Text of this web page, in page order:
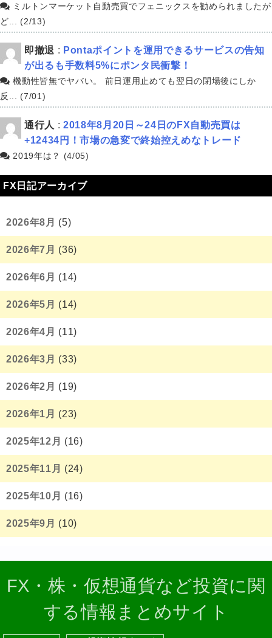
ミルトンマーケット自動売買でフェニックスを勧められましたが
ど... (2/13)
即撤退 : Pontaポイントを運用できるサービスの告知
が出るも手数料5%にポンタ民衝撃！
機動性皆無でヤバい。 前日運用止めても翌日の閉場後にしか
反... (7/01)
通行人 : 2018年8月20日～24日のFX自動売買は
+12434円！市場の急変で終始控えめなトレード
2019年は？ (4/05)
FX日記アーカイブ
2026年8月 (5)
2026年7月 (36)
2026年6月 (14)
2026年5月 (14)
2026年4月 (11)
2026年3月 (33)
2026年2月 (19)
2026年1月 (23)
2025年12月 (16)
2025年11月 (24)
2025年10月 (16)
2025年9月 (10)
FX・株・仮想通貨など投資に関
する情報まとめサイト